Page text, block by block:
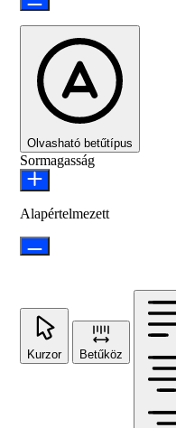
Olvasható betűtípus
Sormagasság
Alapértelmezett
Kurzor Betűköz